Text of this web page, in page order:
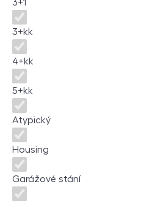
3+1
3+kk
4+kk
5+kk
Atypický
Housing
Garážové stání